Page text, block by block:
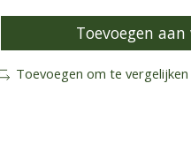
Toevoegen
Toevoegen om te vergelijken